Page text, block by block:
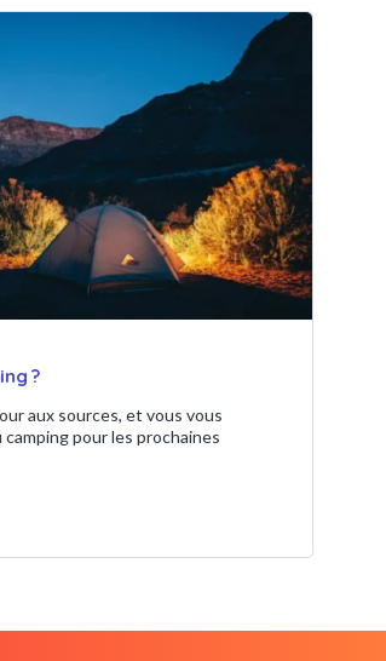
?
aux sources, et vous vous
pour les prochaines